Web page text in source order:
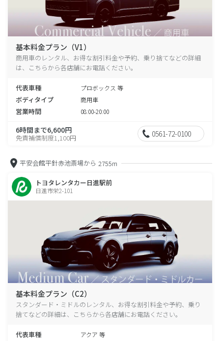
基本料金プラン（V1）
商用車のレンタル、お得な割引料金や予約、乗り捨てなどの詳細
は、こちらから各店舗にお電話ください。
代表車種 プロボックス 等
ボディタイプ 商用車
営業時間 08:00-20:00
6時間まで6,600円
免責補償制度1,100円 0561-72-0100
平安会館平針赤池斎場から 2755m
トヨタレンタカー日進駅前
日進市栄2-101
基本料金プラン（C2）
スタンダード・ミドルのレンタル、お得な割引料金や予約、乗り
捨てなどの詳細は、こちらから各店舗にお電話ください。
代表車種 アクア 等